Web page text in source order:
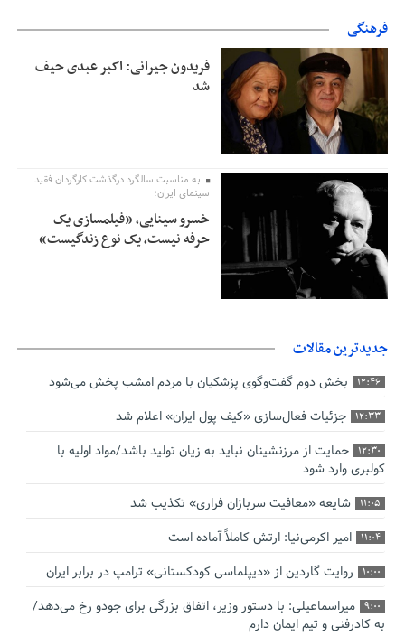
فرهنگی
فریدون جیرانی: اکبر عبدی حیف
شد
به مناسبت سالگرد درگذشت کارگردان فقید
سینمای ایران؛
خسرو سینایی، «فیلمسازی یک
حرفه نیست، یک نوع زندگیست»
جدیدترین مقالات
12:46 بخش دوم گفت‌وگوی پزشکیان با مردم امشب پخش می‌شود
12:33 جزئیات فعال‌سازی «کیف پول ایران» اعلام شد
12:30
حمایت از مرزنشینان نباید به زیان تولید باشد/مواد اولیه با
کولبری وارد شود
11:05 شایعه «معافیت سربازان فراری» تکذیب شد
11:04 امیر اکرمی‌نیا: ارتش کاملاً آماده است
10:00 روایت گاردین از «دیپلماسی کودکستانی» ترامپ در برابر ایران
9:00
میراسماعیلی: با دستور وزیر، اتفاق بزرگی برای جودو رخ می‌دهد/
به کادرفنی و تیم ایمان دارم